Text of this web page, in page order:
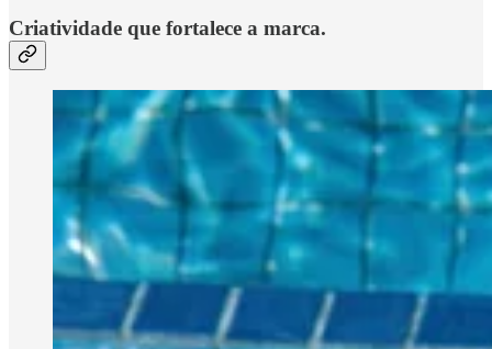
Criatividade que fortalece a marca.